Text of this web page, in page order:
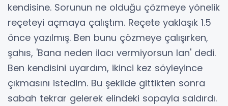
kendisine. Sorunun ne olduğu çözmeye yönelik
reçeteyi açmaya çalıştım. Reçete yaklaşık 1.5
önce yazılmış. Ben bunu çözmeye çalışırken,
şahıs, 'Bana neden ilacı vermiyorsun lan' dedi.
Ben kendisini uyardım, ikinci kez söyleyince
çıkmasını istedim. Bu şekilde gittikten sonra
sabah tekrar gelerek elindeki sopayla saldırdı.